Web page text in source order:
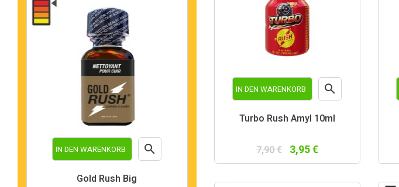
IN DEN WARENKORB 
Gold Rush Big
IN DEN WARENKORB 
Turbo Rush Amyl 10ml
7,90 € 3,95 €